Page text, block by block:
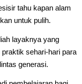
tahu kapan alam
untuk pulih.
layaknya yang
sehari-hari para
generasi.